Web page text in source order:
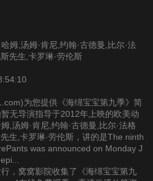
第18集
第23集 第24集
第26集
姆,汤姆·肯尼,约翰·古德曼,比尔·法
先生,卡罗琳·劳伦斯
为您提供《海绵宝宝第九季》简
无导演指导于2012年上映的欧美动
,汤姆·肯尼,约翰·古德曼,比尔·法格
生,卡罗琳·劳伦斯，讲的是The ninth
was announced on Monday J
，窝窝影院收集了《海绵宝宝第九